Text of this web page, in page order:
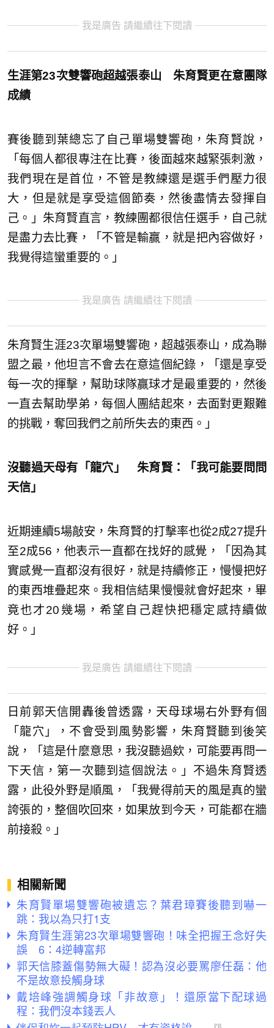
我是廣告 請繼續往下閱讀
生涯第23次雙響砲超越張泰山 朱育賢更在意團隊
成績
賽後聽到葉總忘了自己單場雙響砲，朱育賢說，
「每個人都很專注在比賽，後面越來越緊張刺激，
我們現在是首位，不管是教練還是選手們壓力很
大，但是就是享受這個節奏，然後盡情去發揮自
己。」朱育賢直言，教練團都很信任選手，自己就
是盡力去比賽，「不管是輸贏，就是把內容做好，
我覺得這蠻重要的。」
我是廣告 請繼續往下閱讀
朱育賢生涯23次單場雙響砲，超越張泰山，成為聯
盟之最，他坦言不會去在意這個紀錄，「還是享受
每一次的揮擊，幫助球隊贏球才是最重要的，然後
一直去幫助學弟，每個人團結起來，去面對更艱難
的挑戰，奪回我們之前所失去的東西。」
沒聽過天母有「龍穴」 朱育賢：「我可能要問問
天信」
近期連續5場敲安，朱育賢的打擊率也從2成27提升
至2成56，他表示一直都在找好的感覺，「因為其
實感覺一直都沒有很好，就是持續修正，慢慢把好
的東西堆疊起來。我相信結果慢慢就會好起來，畢
竟也才20幾場，希望自己趕快把穩定感持續做
好。」
我是廣告 請繼續往下閱讀
日前郭天信開轟後曾透露，天母球場右外野有個
「龍穴」，不會受到風勢影響，朱育賢聽到後笑
說，「這是什麼意思，我沒聽過欸，可能要再問一
下天信，第一次聽到這個說法。」不過朱育賢透
露，此役外野是順風，「我覺得前天的風是真的蠻
誇張的，整個吹回來，如果放到今天，可能都在牆
前接殺。」
相關新聞
朱育賢單場雙響砲被遺忘？葉君璋賽後聽到嚇一
跳：我以為只打1支
朱育賢生涯第23次單場雙響砲！味全把握王念好失
誤 6：4逆轉富邦
郭天信膝蓋傷勢無大礙！認為沒必要罵廖任磊：他
不是故意投觸身球
戴培峰強調觸身球「非故意」！還原當下配球過
程：我們沒本錢丟人